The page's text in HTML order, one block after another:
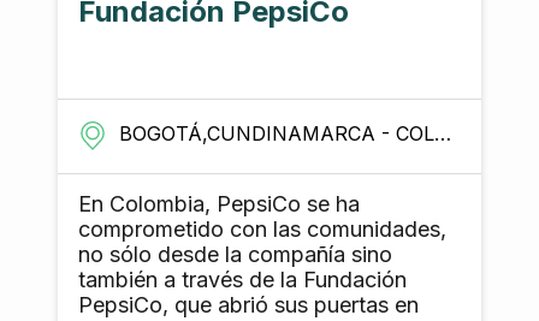
Fundación PepsiCo
BOGOTÁ,CUNDINAMARCA - COLOMBIA
En Colombia, PepsiCo se ha
comprometido con las comunidades,
no sólo desde la compañía sino
también a través de la Fundación
PepsiCo, que abrió sus puertas en